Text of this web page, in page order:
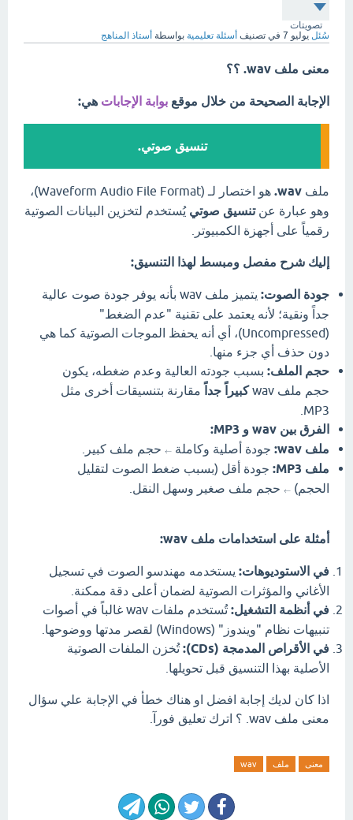
تصويتات
سُئل يوليو 7 في تصنيف أسئلة تعليمية بواسطة أستاذ المناهج
معنى ملف wav. ؟؟
الإجابة الصحيحة من خلال موقع بوابة الإجابات هي:
تنسيق صوتي.
ملف wav.
هو اختصار لـ (Waveform Audio File Format)،
وهو عبارة عنتنسيق صوتي يُستخدم لتخزين البيانات الصوتية
رقمياً على أجهزة الكمبيوتر.
إليك شرح مفصل ومبسط لهذا التنسيق:
جودة الصوت:
يتميز ملف wav بأنه يوفر جودة صوت عالية
جداً ونقية؛ لأنه يعتمد على تقنية "عدم الضغط"
(Uncompressed)، أي أنه يحفظ الموجات الصوتية كما هي
دون حذف أي جزء منها.
حجم الملف: بسبب جودته العالية وعدم ضغطه، يكون
حجم ملف wav
كبيراً جداً مقارنة بتنسيقات أخرى مثل
MP3.
الفرق بين wav و MP3:
ملف wav:
جودة أصلية وكاملة حجم ملف كبير.
ملف MP3:
جودة أقل (بسبب ضغط الصوت لتقليل
الحجم)
حجم ملف صغير وسهل النقل.
أمثلة على استخدامات ملف wav:
في الاستوديوهات: يستخدمه مهندسو الصوت في تسجيل
الأغاني والمؤثرات الصوتية لضمان أعلى دقة ممكنة.
في أنظمة التشغيل:
تُستخدم ملفات wav غالباً في أصوات
تنبيهات نظام "ويندوز" (Windows) لقصر مدتها ووضوحها.
في الأقراص المدمجة (CDs):
تُخزن الملفات الصوتية
الأصلية بهذا التنسيق قبل تحويلها.
اذا كان لديك إجابة افضل او هناك خطأ في الإجابة علي سؤال
معنى ملف wav. ؟ اترك تعليق فورآ.
معنى ملف wav